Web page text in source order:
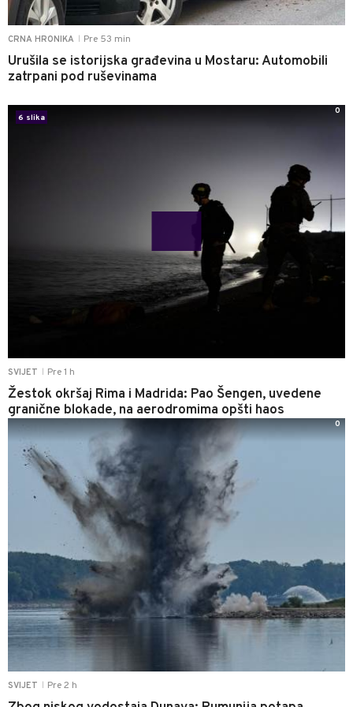
CRNA HRONIKA Pre 53 min
Urušila se istorijska građevina u Mostaru: Automobili
zatrpani pod ruševinama
SVIJET Pre 1 h
Žestok okršaj Rima i Madrida: Pao Šengen, uvedene
granične blokade, na aerodromima opšti haos
6 slika
0
SVIJET Pre 2 h
0